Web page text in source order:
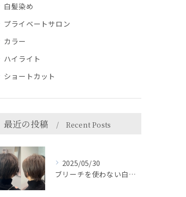
白髪染め
プライベートサロン
カラー
ハイライト
ショートカット
最近の投稿 Recent Posts
2025/05/30
ブリーチを使わない白髪ぼかしで自然におしゃれに＊HEARTS...